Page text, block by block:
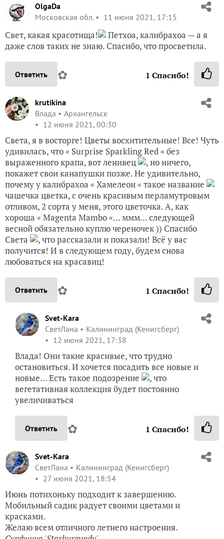
OlgaDa
Московская обл.
11 июня 2021, 17:15
Свет, какая красотища!
Петхоа, калибрахоа — а я
даже слов таких не знаю. Спасибо, что просветила.
Ответить ✿ 1 Спасибо!
krutikina
Влада
Архангельск
12 июня 2021, 00:30
Света, я в восторге! Цветы восхитительные! Все! Чуть
удивилась, что « Surprise Sparkling Red « без
выраженного крапа, вот ленивец
, но ничего,
покажет свои канапушки позже. Не удивительно,
почему у калибрахоа « Хамелеон « такое название
чашечка цветка, с очень красивым перламутровым
отливом, 2 сорта у меня, этого цветочка. А, как
хороша « Magenta Mambo «… ммм… следующей
весной обязательно куплю череночек )) Спасибо
Света
, что рассказали и показали! Всё у вас
получится! И в следующем году, будем снова
любоваться на красавиц!
Ответить ✿ 1 Спасибо!
Svet-Kara
СветЛана
Калининград (Кенигсберг)
12 июня 2021, 17:38
Влада! Они такие красивые, что трудно
остановиться. И хочется посадить все новые и
новые… Есть такое подозрение
, что
вегетативная коллекция будет постоянно
увеличиваться
Ответить ✿ 1 Спасибо!
Svet-Kara
СветЛана
Калининград (Кенигсберг)
27 июня 2021, 18:54
Июнь потихоньку подходит к завершению.
Мобильный садик радует своими цветами и
красками.
Желаю всем отличного летнего настроения.